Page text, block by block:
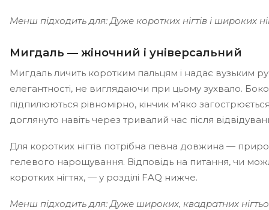
Менш підходить для: Дуже коротких нігтів і широких
Мигдаль — жіночний і універсальний
Мигдаль личить коротким пальцям і надає вузьким
елегантності, не виглядаючи при цьому зухвало.
підпилюються рівномірно, кінчик м’яко
доглянуто навіть через тривалий час після
Для коротких нігтів потрібна певна довжина —
гелевого нарощування. Відповідь на питання, чи
коротких нігтях, — у розділі FAQ нижче.
Менш підходить для: Дуже широких, квадратних